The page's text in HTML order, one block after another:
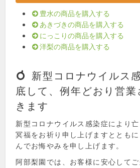
豊水の商品を購入する
あきづきの商品を購入する
にっこりの商品を購入する
洋梨の商品を購入する
新型コロナウイルス
底して、例年どおり営
きます
新型コロナウイルス感染症により
冥福をお祈り申し上げますととも
んでお悔やみを申し上げます。
阿部梨園では、お客様に安心して